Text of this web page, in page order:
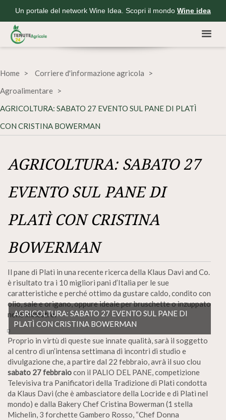
Un portale del network Wine Idea. Scopri il mondo Wine idea
Home
Corriere d'informazione agricola
Agroalimentare
AGRICOLTURA: SABATO 27 EVENTO SUL PANE DI PLATÌ
CON CRISTINA BOWERMAN
AGRICOLTURA: SABATO 27
EVENTO SUL PANE DI
PLATÌ CON CRISTINA
BOWERMAN
Il pane di Platì in una recente ricerca della Klaus Davi and Co.
è risultato tra i 10 migliori pani d’Italia per le sue
caratteristiche e perché ottimo da gustare caldo, condito con
olio, sale e origano, oppure ideale per bruschette o inzuppato
nelle minestre.
AGRICOLTURA: SABATO 27 EVENTO SUL PANE DI
PLATÌ CON CRISTINA BOWERMAN
Proprio in virtù di queste sue innate qualità, sarà il soggetto
al centro di un’intensa settimana di incontri di studio e
divulgazione che, a partire dal 22 febbraio, avrà il suo clou
sabato 27 febbraiocon il PALIO DEL PANE, competizione
Televisiva tra Panificatori della Tradizione di Platì condotta
da Klaus Davi (che è ambasciatore della Locride e di Platì nel
mondo) e dalla Bakery Chef Cristina Bowerman (1 stella
Michelin, 3 forchette Gambero Rosso, “Chef Donna